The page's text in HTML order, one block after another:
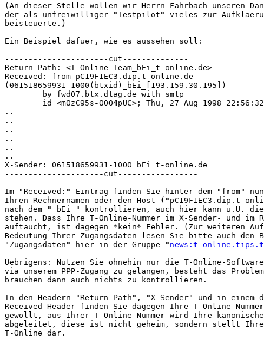
(An dieser Stelle wollen wir Herrn Fahrbach unseren
der als unfreiwilliger "Testpilot" vieles zur
beisteuerte.)
Ein Beispiel dafuer, wie es aussehen soll:
----------------------cut--------------
Return-Path: <T-Online-Team_bEi_t-online.de>
Received: from pC19F1EC3.dip.t-online.de
(061518659931-1000(btxid)_bEi_[193.159.30.195])
..
..
..
..
..
..
X-Sender: 061518659931-1000_bEi_t-online.de
---------------------cut-----------------
Im "Received:"-Eintrag finden Sie hinter dem "from"
Ihren Rechnernamen oder den Host ("pC19F1EC3.dip.t-
nach dem "_bEi_" kontrollieren, auch hier kann u.U. die
stehen. Dass Ihre T-Online-Nummer im X-Sender- und im
auftaucht, ist dagegen *kein* Fehler. (Zur weiteren
Bedeutung Ihrer Zugangsdaten lesen Sie bitte auch den
"Zugangsdaten" hier in der Gruppe " news:t-
Uebrigens: Nutzen Sie ohnehin nur die T-Online-
via unserem PPP-Zugang zu gelangen, besteht das
brauchen dann auch nichts zu kontrollieren.
In den Headern "Return-Path", "X-Sender" und in einem
Received-Header finden Sie dagegen Ihre T-Online-
gewollt, aus Ihrer T-Online-Nummer wird Ihre
abgeleitet, diese ist nicht geheim, sondern stellt
T-Online dar.